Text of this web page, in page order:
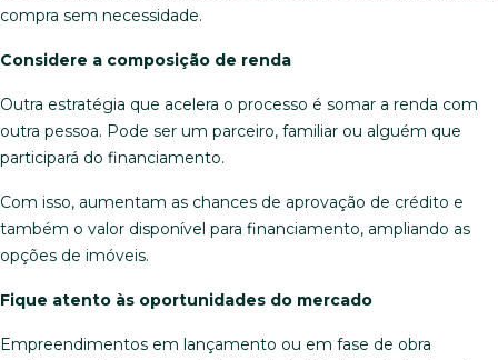
compra sem necessidade.
Considere a composição de renda
Outra estratégia que acelera o processo é somar a renda com
outra pessoa. Pode ser um parceiro, familiar ou alguém que
participará do financiamento.
Com isso, aumentam as chances de aprovação de crédito e
também o valor disponível para financiamento, ampliando as
opções de imóveis.
Fique atento às oportunidades do mercado
Empreendimentos em lançamento ou em fase de obra